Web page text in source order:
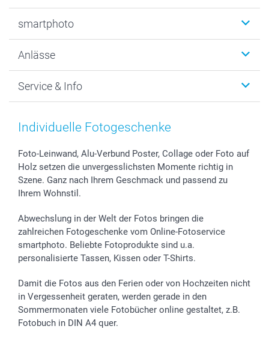
Fotogeschenke
MyNameBook
Fotoabzüge, Fotos als Buch & Poster
Zubehör & Material
Sticker & Etiketten
Geschenk-Gutscheine (PDF)
smartphoto
Warum smartphoto
Datenschutz
AGB
Presse
Partnerprogramme
Investor Relations
Widerrufsrecht
Anlässe
Neujahr
Muttertag
Kommunion & Konfirmation
Hochzeit
Geburtstag
Zu allen Anlässen
Service & Info
Preise und Versandkosten
48h Lieferung
Zahlungsmöglichkeiten
Anmelden /Registrieren
Status der Bestellung
smartfriends
smartgarantie
smartbonus
Individuelle Fotogeschenke
Foto-Leinwand, Alu-Verbund Poster, Collage oder Foto auf
Holz setzen die unvergesslichsten Momente richtig in
Szene. Ganz nach Ihrem Geschmack und passend zu
Ihrem Wohnstil.
Abwechslung in der Welt der Fotos bringen die
zahlreichen Fotogeschenke vom Online-Fotoservice
smartphoto. Beliebte Fotoprodukte sind u.a.
personalisierte Tassen, Kissen oder T-Shirts.
Damit die Fotos aus den Ferien oder von Hochzeiten nicht
in Vergessenheit geraten, werden gerade in den
Sommermonaten viele Fotobücher online gestaltet, z.B.
Fotobuch in DIN A4 quer.